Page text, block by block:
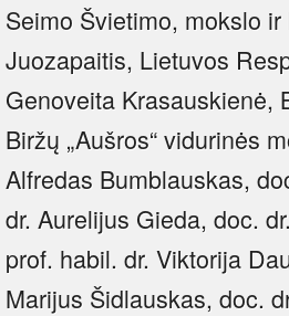
Seimo Švietimo, mokslo
Juozapaitis, Lietuvos
Genoveita Krasauskienė,
Biržų „Aušros“ vidurinės
Alfredas Bumblauskas,
dr. Aurelijus Gieda, doc.
prof. habil. dr. Viktorija
Marijus Šidlauskas, doc.